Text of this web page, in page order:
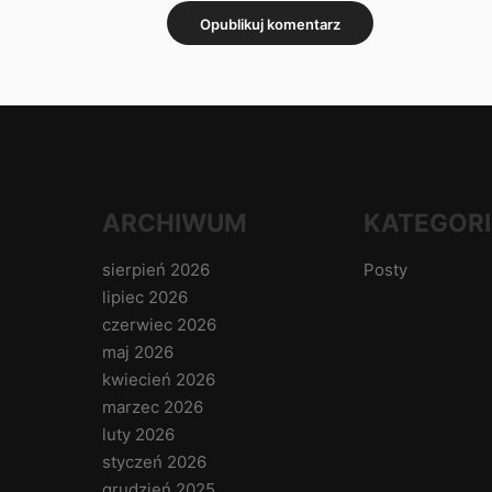
ARCHIWUM
sierpień 2026
lipiec 2026
czerwiec 2026
maj 2026
kwiecień 2026
marzec 2026
luty 2026
styczeń 2026
Posty